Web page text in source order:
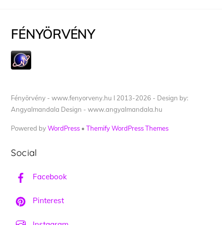
FÉNYÖRVÉNY
Fényörvény - www.fenyorveny.hu I 2013-2026 - Design by:
Angyalmandala Design - www.angyalmandala.hu
Powered byWordPress •Themify WordPress Themes
Social
Facebook
Pinterest